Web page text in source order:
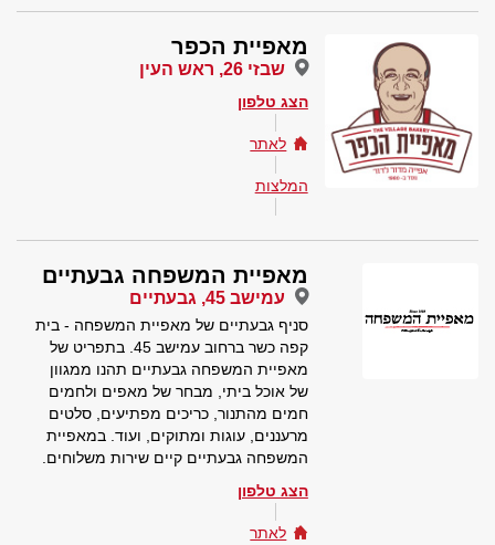
מאפיית הכפר
שבזי 26, ראש העין
הצג טלפון
לאתר
המלצות
מאפיית המשפחה גבעתיים
עמישב 45, גבעתיים
סניף גבעתיים של מאפיית המשפחה - בית
קפה כשר ברחוב עמישב 45. בתפריט של
מאפיית המשפחה גבעתיים תהנו ממגוון
של אוכל ביתי, מבחר של מאפים ולחמים
חמים מהתנור, כריכים מפתיעים, סלטים
מרעננים, עוגות ומתוקים, ועוד. במאפיית
המשפחה גבעתיים קיים שירות משלוחים.
הצג טלפון
לאתר